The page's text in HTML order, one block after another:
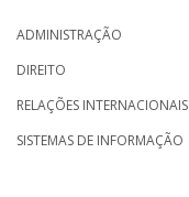
ADMINISTRAÇÃO
DIREITO
RELAÇÕES INTERNACIONAIS
SISTEMAS DE INFORMAÇÃO